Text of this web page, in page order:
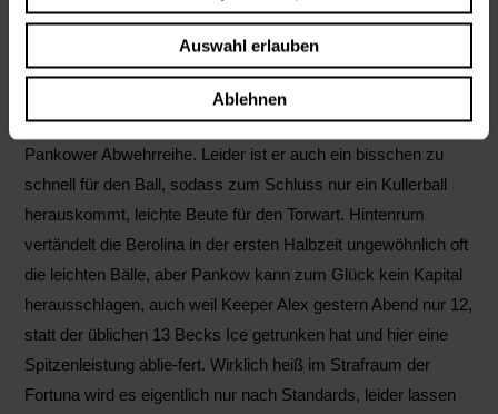
Auswahl erlauben
Ablehnen
ins Spiel zu arbeiten und kommt in der Folge auch zu ersten
Abschlüssen. Nach einer schnellen Umschaltaktion im
Mittelfeld wird Ley geschickt und ist zu schnell für die
Pankower Abwehrreihe. Leider ist er auch ein bisschen zu
schnell für den Ball, sodass zum Schluss nur ein Kullerball
herauskommt, leichte Beute für den Torwart. Hintenrum
vertändelt die Berolina in der ersten Halbzeit ungewöhnlich oft
die leichten Bälle, aber Pankow kann zum Glück kein Kapital
herausschlagen, auch weil Keeper Alex gestern Abend nur 12,
statt der üblichen 13 Becks Ice getrunken hat und hier eine
Spitzenleistung ablie-fert. Wirklich heiß im Strafraum der
Fortuna wird es eigentlich nur nach Standards, leider lassen